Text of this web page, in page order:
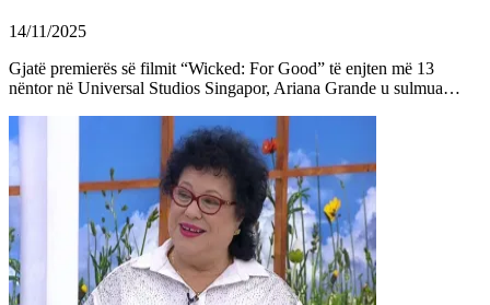
14/11/2025
Gjatë premierës së filmit “Wicked: For Good” të enjten më 13
nëntor në Universal Studios Singapor, Ariana Grande u sulmua…